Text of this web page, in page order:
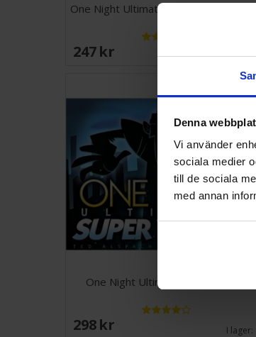
Denna
Vi använder
sociala medier
till de sociala
med annan
One Night Ultimate Werewolf Brädspel
247 SEK I lager:
One Night Ultimate Super Villains
298 SEK I lager: